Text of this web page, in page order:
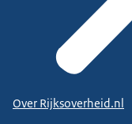
Over Rijksoverheid.nl